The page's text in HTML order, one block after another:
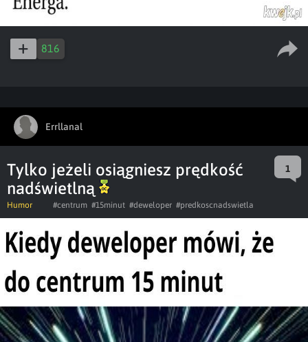
816
Errllanal
Tylko jeżeli osiągniesz prędkość
nadświetlną
1
Humor #centrum #15minut #deweloper #predkoscnadswietla